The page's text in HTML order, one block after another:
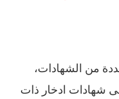
من الشهادات،
شهادات ادخار ذات